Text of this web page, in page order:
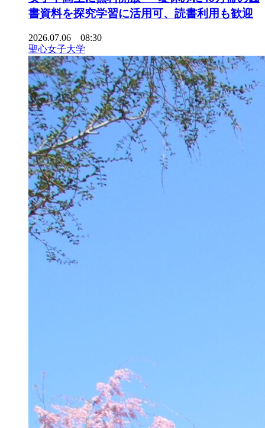
書資料を探究学習に活用可、読書利用も歓迎
2026.07.06 08:30
聖心女子大学